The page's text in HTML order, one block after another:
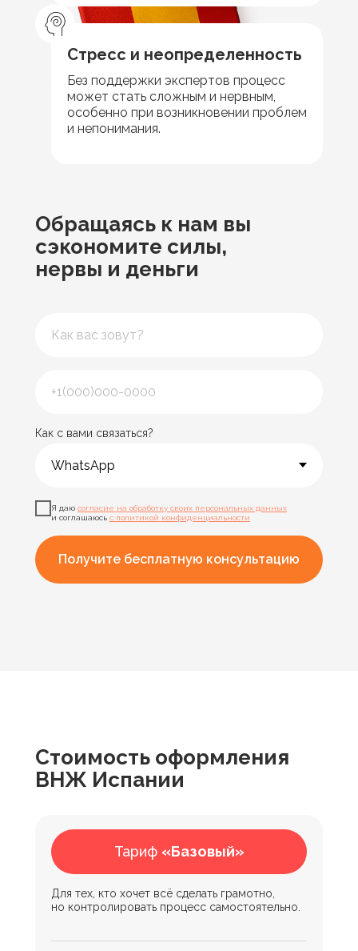
Без поддержки экспертов процесс
может стать сложным и нервным,
особенно при возникновении проблем
и непонимания.
Стресс и неопределенность
Обращаясь к нам вы
сэкономите силы,
нервы и деньги
Как с вами связаться?
Я даю согласие на обработку своих персональных данных
и соглашаюсь с политикой конфиденциальности
Получите бесплатную консультацию
Стоимость оформления
ВНЖ Испании
Что входит в нашу услугу?
Для тех, кто хочет всё сделать грамотно,
но контролировать процесс самостоятельно.
Тариф «Базовый»